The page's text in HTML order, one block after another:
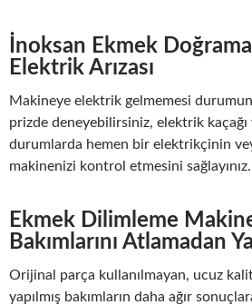
İnoksan Ekmek
Elektrik Arızası
Makineye elektrik gelmemesi
prizde deneyebilirsiniz, elektrik kaçağı
durumlarda hemen bir elektrikçinin
makinenizi kontrol etmesini sağlayınız.
Ekmek Dilimleme
Bakımlarını Atlamadan
Orijinal parça kullanılmayan, ucuz
yapılmış bakımların daha ağır